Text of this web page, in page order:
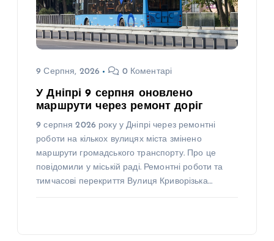
9 Серпня, 2026 0 Коментарі
У Дніпрі 9 серпня оновлено
маршрути через ремонт доріг
9 серпня 2026 року у Дніпрі через ремонтні
роботи на кількох вулицях міста змінено
маршрути громадського транспорту. Про це
повідомили у міській раді. Ремонтні роботи та
тимчасові перекриття Вулиця Криворізька…